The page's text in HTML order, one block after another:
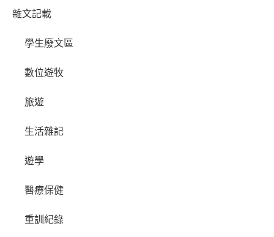
雜文記載
學生廢文區
數位遊牧
旅遊
生活雜記
遊學
醫療保健
重訓紀錄